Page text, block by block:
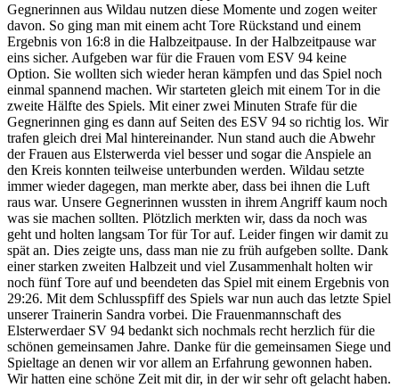
Gegnerinnen aus Wildau nutzen diese Momente und zogen weiter
davon. So ging man mit einem acht Tore Rückstand und einem
Ergebnis von 16:8 in die Halbzeitpause. In der Halbzeitpause war
eins sicher. Aufgeben war für die Frauen vom ESV 94 keine
Option. Sie wollten sich wieder heran kämpfen und das Spiel noch
einmal spannend machen. Wir starteten gleich mit einem Tor in die
zweite Hälfte des Spiels. Mit einer zwei Minuten Strafe für die
Gegnerinnen ging es dann auf Seiten des ESV 94 so richtig los. Wir
trafen gleich drei Mal hintereinander. Nun stand auch die Abwehr
der Frauen aus Elsterwerda viel besser und sogar die Anspiele an
den Kreis konnten teilweise unterbunden werden. Wildau setzte
immer wieder dagegen, man merkte aber, dass bei ihnen die Luft
raus war. Unsere Gegnerinnen wussten in ihrem Angriff kaum noch
was sie machen sollten. Plötzlich merkten wir, dass da noch was
geht und holten langsam Tor für Tor auf. Leider fingen wir damit zu
spät an. Dies zeigte uns, dass man nie zu früh aufgeben sollte. Dank
einer starken zweiten Halbzeit und viel Zusammenhalt holten wir
noch fünf Tore auf und beendeten das Spiel mit einem Ergebnis von
29:26. Mit dem Schlusspfiff des Spiels war nun auch das letzte Spiel
unserer Trainerin Sandra vorbei. Die Frauenmannschaft des
Elsterwerdaer SV 94 bedankt sich nochmals recht herzlich für die
schönen gemeinsamen Jahre. Danke für die gemeinsamen Siege und
Spieltage an denen wir vor allem an Erfahrung gewonnen haben.
Wir hatten eine schöne Zeit mit dir, in der wir sehr oft gelacht haben.